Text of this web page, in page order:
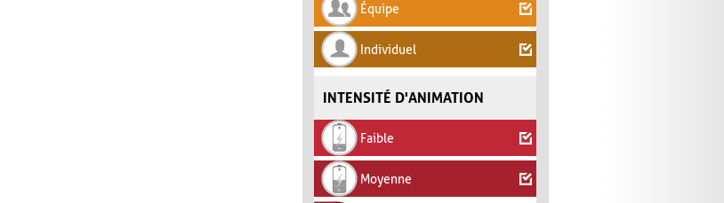
Équipe
Individuel
INTENSITÉ D'ANIMATION
Faible
Moyenne